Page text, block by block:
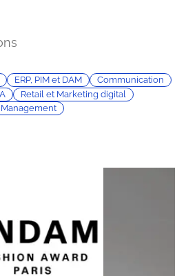
ERP, PIM et DAM
Communication
Retail et Marketing digital
Management